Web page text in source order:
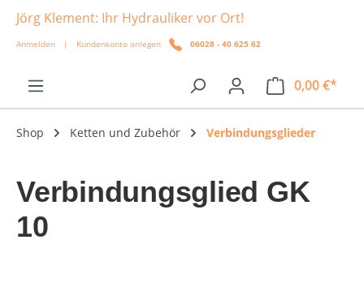
springen
Jörg Klement: Ihr Hydrauliker vor Ort!
Anmelden | Kundenkonto anlegen 06028 - 40 625 62
0,00 €*
Shop Ketten und Zubehör Verbindungsglieder
Verbindungsglied GK
10